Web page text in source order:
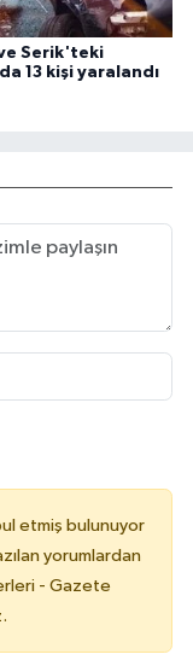
Serik'teki
13 kişi yaralandı
etmiş bulunuyor
yorumlardan
- Gazete